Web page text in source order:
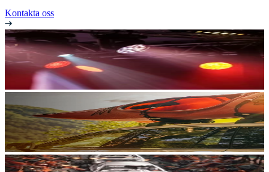
Kontakta oss